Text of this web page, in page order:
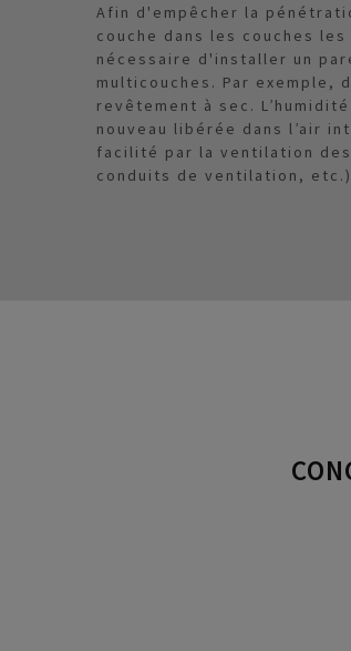
Afin d'empêcher la
couche dans les couches
nécessaire d'installer un
multicouches. Par exemple,
revêtement à sec.
nouveau libérée dans l’air
facilité par la ventilation
conduits de ventilation,